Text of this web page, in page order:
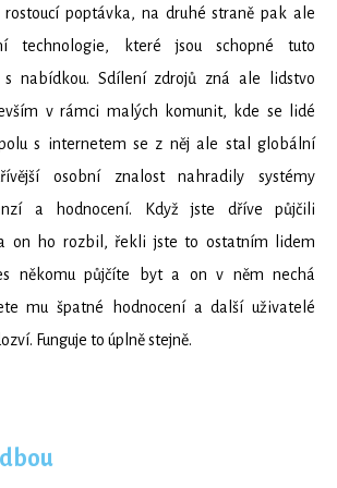
poptávka, na druhé straně pak ale
technologie, které jsou schopné tuto
nabídkou. Sdílení zdrojů zná ale lidstvo
v rámci malých komunit, kde se lidé
s internetem se z něj ale stal globální
osobní znalost nahradily systémy
a hodnocení. Když jste dříve půjčili
on ho rozbil, řekli jste to ostatním lidem
někomu půjčíte byt a on v něm nechá
mu špatné hodnocení a další uživatelé
Funguje to úplně stejně.